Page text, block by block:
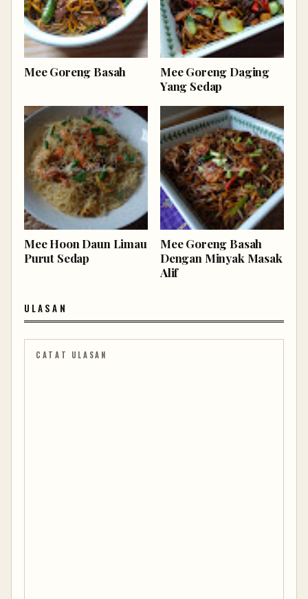
Mee Goreng Basah
Mee Goreng Daging
Yang Sedap
Mee Hoon Daun Limau
Purut Sedap
Mee Goreng Basah
Dengan Minyak Masak
Alif
ULASAN
CATAT ULASAN